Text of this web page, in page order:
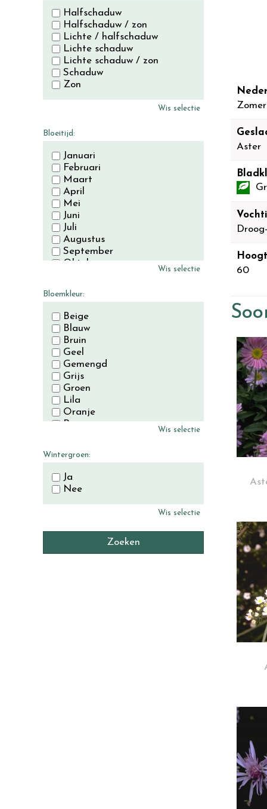
Aster
60
Halfschaduw
Halfschaduw / zon
Lichte / halfschaduw
Lichte schaduw
Lichte schaduw / zon
Schaduw
Zon
Wis selectie
Bloeitijd:
Januari
Februari
Maart
April
Mei
Juni
Juli
Augustus
September
Oktober
Wis selectie
Bloemkleur:
Beige
Blauw
Bruin
Geel
Gemengd
Grijs
Groen
Lila
Oranje
Paars
Wit
Zwart
Wis selectie
Wintergroen:
Ja
Nee
Wis selectie